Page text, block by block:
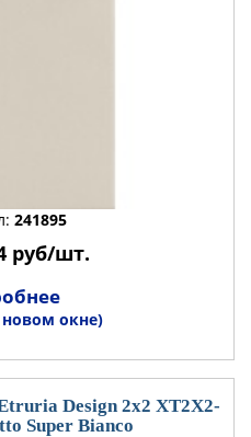
241895
руб/шт.
окне)
Design 2x2 XT2X2-
Super Bianco